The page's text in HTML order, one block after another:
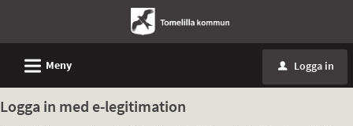
L Meny u Logga in
Logga in med e-legitimation